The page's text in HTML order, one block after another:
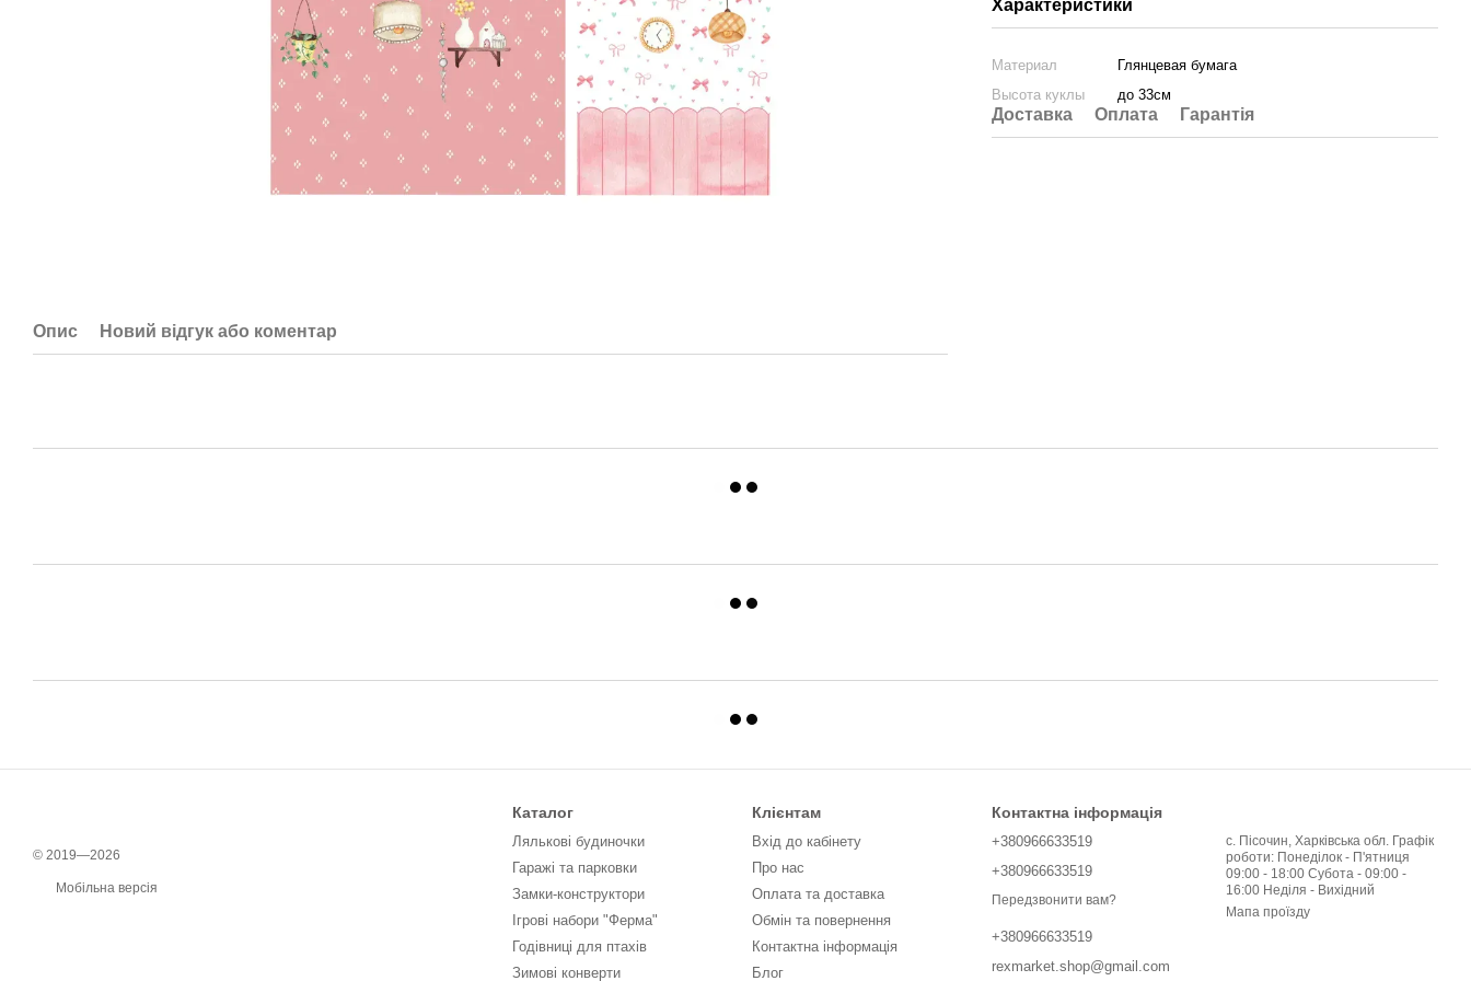
Опис Новий відгук або коментар
Характеристики
Материал
Глянцевая бумага
Высота куклы
до 33см
Доставка Оплата Гарантія
© 2019—2026
Мобільна версія
Каталог
Лялькові будиночки
Гаражі та парковки
Замки-конструктори
Ігрові набори "Ферма"
Годівниці для птахів
Зимові конверти
Клієнтам
Вхід до кабінету
Про нас
Оплата та доставка
Обмін та повернення
Контактна інформація
Блог
Контактна інформація
+380966633519
+380966633519
Передзвонити вам?
+380966633519
rexmarket.shop@gmail.com
с. Пісочин, Харківська обл. Графік
роботи: Понеділок - П'ятниця
09:00 - 18:00 Субота - 09:00 -
16:00 Неділя - Вихідний
Мапа проїзду